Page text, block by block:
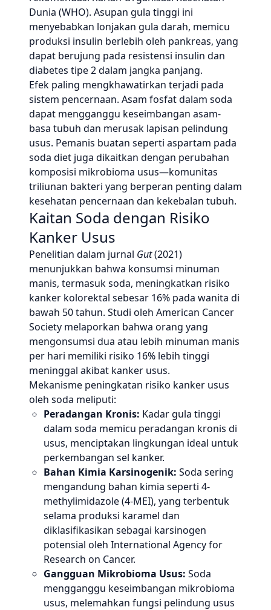
Dunia (WHO). Asupan gula tinggi ini
menyebabkan lonjakan gula darah, memicu
produksi insulin berlebih oleh pankreas, yang
dapat berujung pada resistensi insulin dan
diabetes tipe 2 dalam jangka panjang.
Efek paling mengkhawatirkan terjadi pada
sistem pencernaan. Asam fosfat dalam soda
dapat mengganggu keseimbangan asam-
basa tubuh dan merusak lapisan pelindung
usus. Pemanis buatan seperti aspartam pada
soda diet juga dikaitkan dengan perubahan
komposisi mikrobioma usus—komunitas
triliunan bakteri yang berperan penting dalam
kesehatan pencernaan dan kekebalan tubuh.
Kaitan Soda dengan Risiko
Kanker Usus
Penelitian dalam jurnal Gut(2021)
menunjukkan bahwa konsumsi minuman
manis, termasuk soda, meningkatkan risiko
kanker kolorektal sebesar 16% pada wanita di
bawah 50 tahun. Studi oleh American Cancer
Society melaporkan bahwa orang yang
mengonsumsi dua atau lebih minuman manis
per hari memiliki risiko 16% lebih tinggi
meninggal akibat kanker usus.
Mekanisme peningkatan risiko kanker usus
oleh soda meliputi:
Peradangan Kronis: Kadar gula tinggi
dalam soda memicu peradangan kronis di
usus, menciptakan lingkungan ideal untuk
perkembangan sel kanker.
Bahan Kimia Karsinogenik: Soda sering
mengandung bahan kimia seperti 4-
methylimidazole (4-MEI), yang terbentuk
selama produksi karamel dan
diklasifikasikan sebagai karsinogen
potensial oleh International Agency for
Research on Cancer.
Gangguan Mikrobioma Usus: Soda
mengganggu keseimbangan mikrobioma
usus, melemahkan fungsi pelindung usus